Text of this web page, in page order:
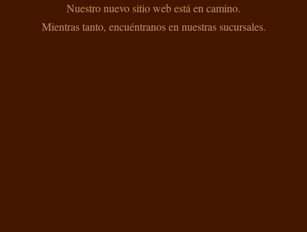
Nuestro nuevo sitio web está en camino.
Mientras tanto, encuéntranos en nuestras sucursales.